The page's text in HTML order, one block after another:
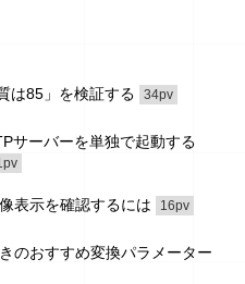
は85」を検証する 34pv
サーバーを単独で起動する
表示を確認するには 16pv
のおすすめ変換パラメーター